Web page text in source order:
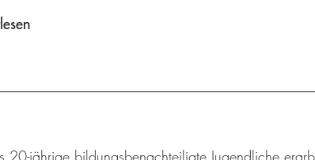
20-jährige bildungsbenachteiligte Jugendliche